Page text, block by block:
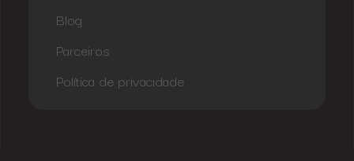
Blog
Parceiros
Política de privacidade